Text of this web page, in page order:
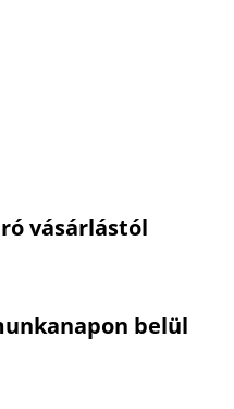
vásárlástól
belül